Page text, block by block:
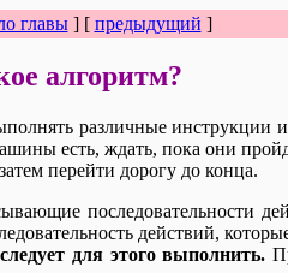
главы] [ предыдущий ]
алгоритм?
различные инструкции
есть, ждать, пока они
перейти дорогу до конца.
последовательности
действий,
для этого выполнить.